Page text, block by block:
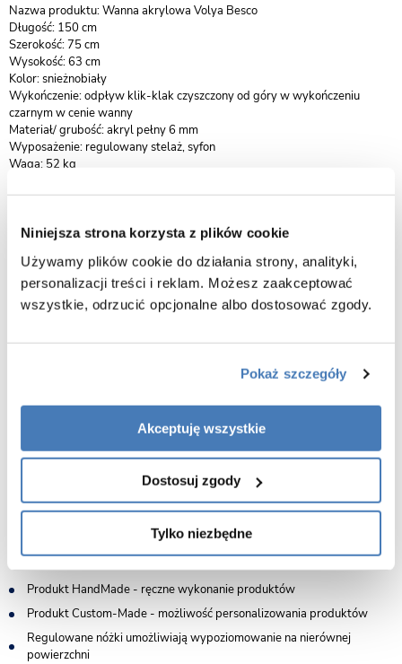
Niniejsza strona korzysta z plików cookie
Używamy plików cookie do działania strony, analityki,
personalizacji treści i reklam. Możesz zaakceptować
wszystkie, odrzucić opcjonalne albo dostosować zgody.
Pokaż szczegóły
Akceptuję wszystkie
Dostosuj zgody
Tylko niezbędne
Nazwa produktu: Wanna akrylowa Volya Besco
Długość: 150 cm
Szerokość: 75 cm
Wysokość: 63 cm
Kolor: snieżnobiały
Wykończenie: odpływ klik-klak czyszczony od góry w wykończeniu
czarnym w cenie wanny
Materiał/ grubość: akryl pełny 6 mm
Wyposażenie: regulowany stelaż, syfon
Waga: 52 kg
Gwarancja 10 lat
Produkty wykonane z nowoczesnego kompozytu sanitarnego są
podnosi odporność powierzchni oraz komfort codziennego użytkowania.
Dzięki zastosowaniu starannie dobranych materiałów, wanny
wolnostojące marki Besco łączą wysokie walory estetyczne z
doskonałymi właściwościami użytkowymi.
powierzchnię, cechującą się bardzo wysoką trwałością oraz odpornością
na przebarwienia i wilgoć. Taka struktura skutecznie ogranicza wnikanie
zabrudzeń, ułatwiając pielęgnację i zachowanie nienagannego wyglądu
Dodatkowym atutem jest antybakteryjna warstwa Gelcoat, która hamuje
rozwój drobnoustrojów i bakterii, podnosząc poziom higieny w łazience.
Powierzchnia wanny pozostaje bezpieczna, łatwa do utrzymania w
czystości i odporna na codzienne użytkowanie, eliminując problemy
trwałości, estetyce i komforcie użytkownika.
Produkt HandMade - ręczne wykonanie produktów
Produkt Custom-Made - możliwość personalizowania produktów
Regulowane nóżki umożliwiają wypoziomowanie na nierównej
powierzchni